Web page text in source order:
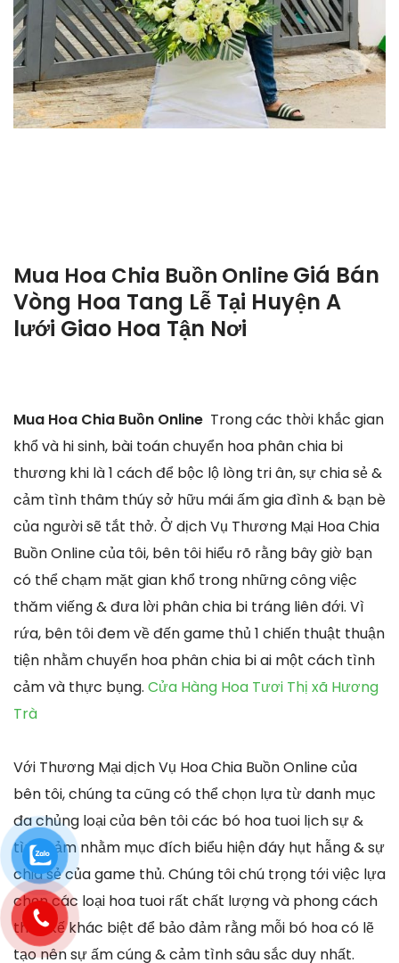
Mua Hoa Chia Buồn OnlineGiá Bán
Vòng Hoa Tang Lễ Tại Huyện A
lưới Giao Hoa Tận Nơi
Mua Hoa Chia Buồn Online Trong các thời khắc gian
khổ và hi sinh, bài toán chuyển hoa phân chia bi
thương khi là 1 cách để bộc lộ lòng tri ân, sự chia sẻ &
cảm tình thâm thúy sở hữu mái ấm gia đình & bạn bè
của người sẽ tắt thở. Ở dịch Vụ Thương Mại Hoa Chia
Buồn Online của tôi, bên tôi hiểu rõ rằng bây giờ bạn
có thể chạm mặt gian khổ trong những công việc
thăm viếng & đưa lời phân chia bi tráng liên đới. Vì
rứa, bên tôi đem về đến game thủ 1 chiến thuật thuận
tiện nhằm chuyển hoa phân chia bi ai một cách tình
cảm và thực bụng. Cửa Hàng Hoa Tươi Thị xã Hương
Trà
Với Thương Mại dịch Vụ Hoa Chia Buồn Online của
bên tôi, chúng ta cũng có thể chọn lựa từ danh mục
đa chủng loại của bên tôi các bó hoa tuoi lịch sự &
tình cảm nhằm mục đích biểu hiện đáy hụt hẫng & sự
chia sẻ của game thủ. Chúng tôi chú trọng tới việc lựa
chọn các loại hoa tuoi rất chất lượng và phong cách
thiết kế khác biệt để bảo đảm rằng mỗi bó hoa có lẽ
tạo nên sự ấm cúng & cảm tình sâu sắc duy nhất.